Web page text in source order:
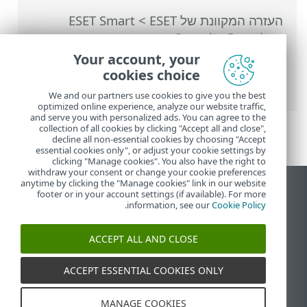
העזרה המקוונת של ESET >
ESET Smart
Security Premium
>הגדרות מתקדמות>
סריקות>
HIPS - מערכת למניעת חדירות
למארח>ניהול הכללים של HIPS
> הגדרות
כללי HIPS
הצג את האתר למחשב
End of Life
מאגר הידע של ESET
ESET Status Portal
תמיכה אזורית
Your account, your
cookies choice
We and our partners use cookies to give you the best
optimized online experience, analyze our website traffic,
and serve you with personalized ads. You can agree to the
collection of all cookies by clicking "Accept all and close",
decline all non-essential cookies by choosing "Accept
essential cookies only", or adjust your cookie settings by
clicking "Manage cookies". You also have the right to
withdraw your consent or change your cookie preferences
anytime by clicking the "Manage cookies" link in our website
footer or in your account settings (if available). For more
information, see ourCookie Policy
.
ACCEPT ALL AND CLOSE
ACCEPT ESSENTIAL COOKIES ONLY
MANAGE COOKIES